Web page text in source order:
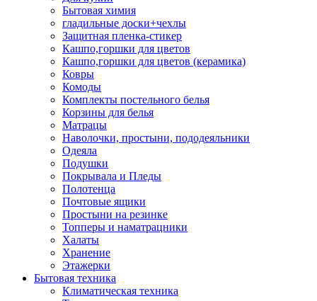
Бытовая химия
гладильные доски+чехлы
Защитная пленка-стикер
Кашпо,горшки для цветов
Кашпо,горшки для цветов (керамика)
Ковры
Комоды
Комплекты постельного белья
Корзины для белья
Матрацы
Наволочки, простыни, пододеяльники
Одеяла
Подушки
Покрывала и Пледы
Полотенца
Почтовые ящики
Простыни на резинке
Топперы и наматрацники
Халаты
Хранение
Этажерки
Бытовая техника
Климатическая техника